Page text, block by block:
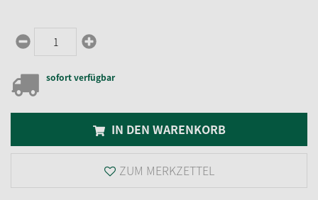
sofort verfügbar
IN DEN WARENKORB
ZUM MERKZETTEL